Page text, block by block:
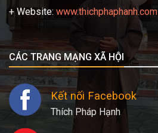
+ Website: www.thichphaphanh.com
CÁC TRANG MẠNG XÃ HỘI
Kết nối Facebook
Thích Pháp Hạnh